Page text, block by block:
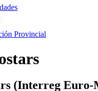
Provincial
(Interreg Euro-